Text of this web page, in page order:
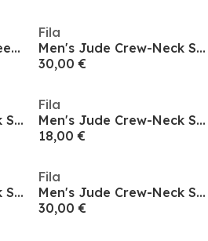
Men's Bowey Short-Sleeve Tipping Polo Shirt
Fila
Men's Jude Crew-Neck Sweatshirt
30,00 €
Men's Jude Crew-Neck Sweatshirt
Fila
Men's Jude Crew-Neck Sweatshirt
18,00 €
Men's Jude Crew-Neck Sweatshirt
Fila
Men's Jude Crew-Neck Sweatshirt
30,00 €